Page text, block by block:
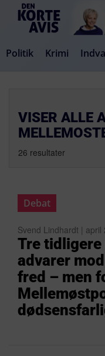
Politik Krimi
VISER ALLE
26 resultater
Debat
Svend Lindhardt | april
Tre
advarer
fred – men